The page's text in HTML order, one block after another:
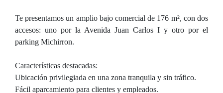
Te presentamos un amplio bajo comercial de 176 m², con dos
accesos: uno por la Avenida Juan Carlos I y otro por el
parking Michirron.
Características destacadas:
Ubicación privilegiada en una zona tranquila y sin tráfico.
Fácil aparcamiento para clientes y empleados.